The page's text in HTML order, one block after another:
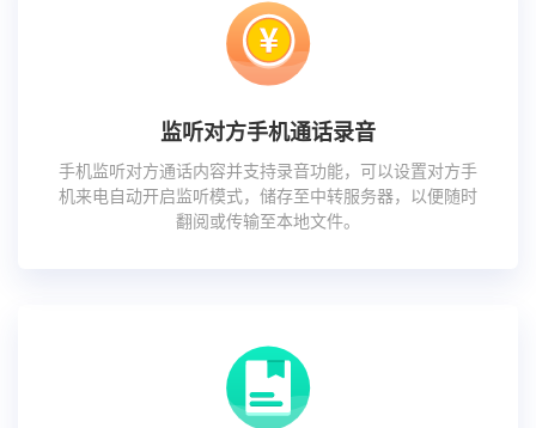
监听对方手机通话录音
手机监听对方通话内容并支持录音功能，可以设置对方手
机来电自动开启监听模式，储存至中转服务器，以便随时
翻阅或传输至本地文件。